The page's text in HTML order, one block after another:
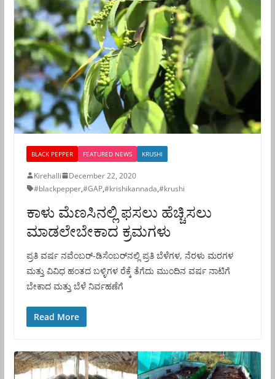
BLACK PEPPER FEATURED NEWS KRUSHI
Kirehalli
December 22, 2020
#blackpepper,#GAP,#krishikannada,#krushi
ಕಾಳು ಮೆಣಸಿನಲ್ಲಿ ಫಸಲು ಹೆಚ್ಚಿಸಲು
ಮಾಡಲೇಬೇಕಾದ ಕ್ರಮಗಳು
ಪ್ರತಿ ವರ್ಷ ನವೆಂಬರ್‌-ಡಿಸೆಂಬರ್‌ನಲ್ಲಿ ಪ್ರತಿ ಬೆಳೆಗಳ, ನೆರಳು ಮರಗಳ
ಮತ್ತು ವಿವಿಧ ಹಂತದ ಬಳ್ಳಿಗಳ ರೆಕ್ಕೆ ತೆಗೆದು ಮುಂದಿನ ವರ್ಷ ನಾಟಿಗೆ
ಬೇಕಾದ ಮತ್ತು ಬೆಳೆ ನಿರ್ವಹಣೆಗೆ
Read More